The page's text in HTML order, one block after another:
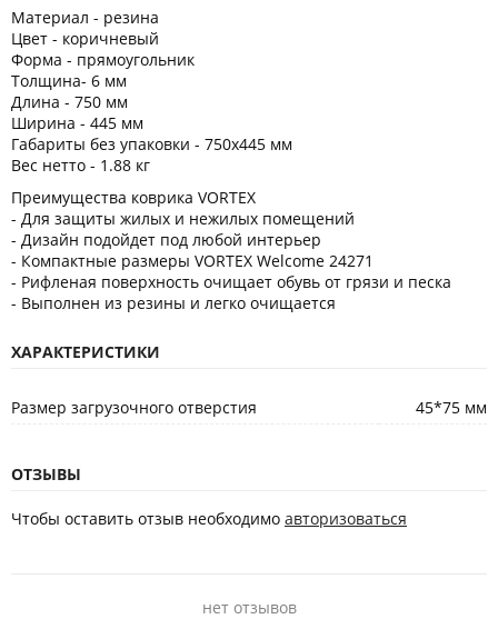
Материал - резина
Цвет - коричневый
Форма - прямоугольник
Толщина- 6 мм
Длина - 750 мм
Ширина - 445 мм
Габариты без упаковки - 750x445 мм
Вес нетто - 1.88 кг
Преимущества коврика VORTEX
- Для защиты жилых и нежилых помещений
- Дизайн подойдет под любой интерьер
- Компактные размеры VORTEX Welcome 24271
- Рифленая поверхность очищает обувь от грязи и песка
- Выполнен из резины и легко очищается
ХАРАКТЕРИСТИКИ
Размер загрузочного отверстия 45*75 мм
ОТЗЫВЫ
Чтобы оставить отзыв необходимо авторизоваться
нет отзывов